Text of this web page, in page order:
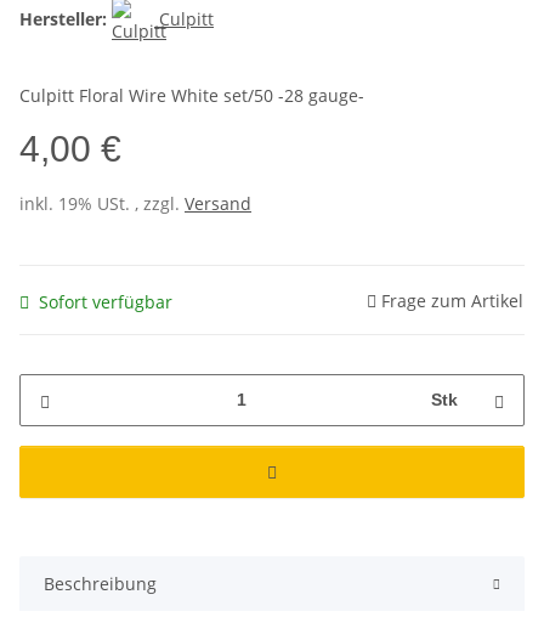
Hersteller:
Culpitt
Culpitt Floral Wire White set/50 -28 gauge-
4,00 €
inkl. 19% USt. , zzgl. Versand
Sofort verfügbar Frage zum Artikel
Stk
Beschreibung